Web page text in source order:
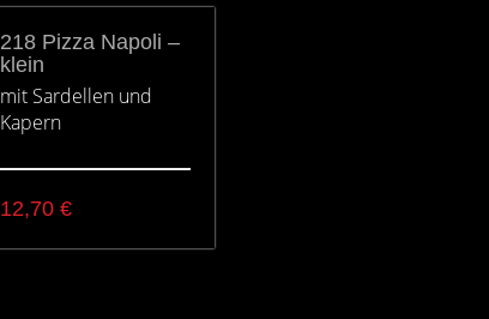
218 Pizza Napoli –
klein
mit Sardellen und
Kapern
12,70 €